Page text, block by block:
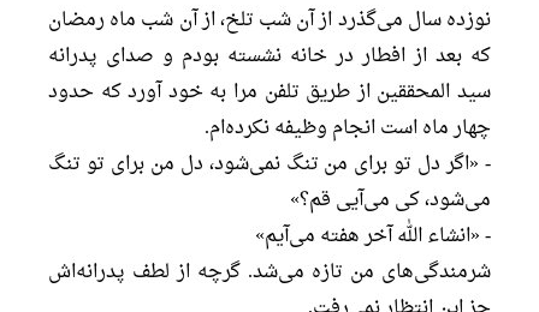
نوزده سال می‌گذرد از آن شب تلخ، از آن شب ماه رمضان
که بعد از افطار در خانه نشسته بودم و صدای پدرانه
سید المحققین از طریق تلفن مرا به خود آورد که حدود
چهار ماه است انجام وظیفه نکرده‌ام.
- «اگر دل تو برای من تنگ نمی‌شود، دل من برای تو تنگ
می‌شود، کی می‌آیی قم؟»
- «انشاء الله آخر هفته می‌آیم»
شرمندگی‌های من تازه می‌شد. گرچه از لطف پدرانه‌اش